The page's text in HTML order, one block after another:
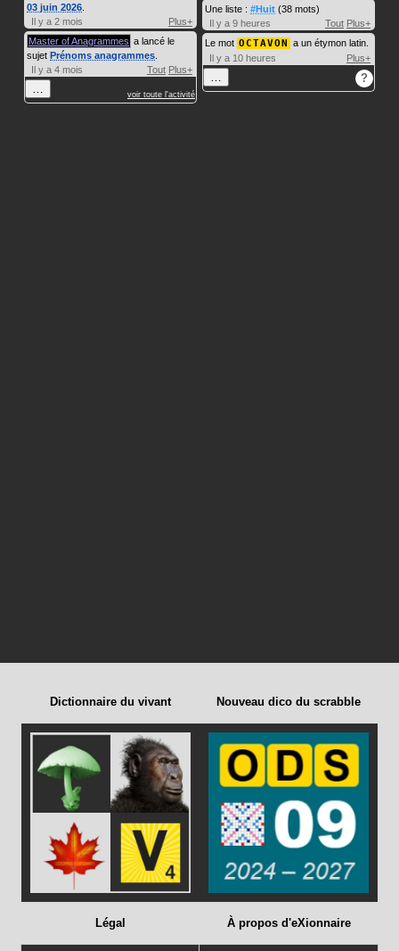
03 juin 2026
Il y a 2 mois
Plus+
Master of Anagrammes a lancé le
sujet Prénoms anagrammes
Il y a 4 mois
Tout Plus+
voir toute l'activité
Une liste : #Huit (38 mots)
Il y a 9 heures
Tout Plus+
Le mot OCTAVON a un étymon latin.
Il y a 10 heures
Plus+
?
Dictionnaire du vivant Nouveau dico du scrabble
Légal À propos d'eXionnaire